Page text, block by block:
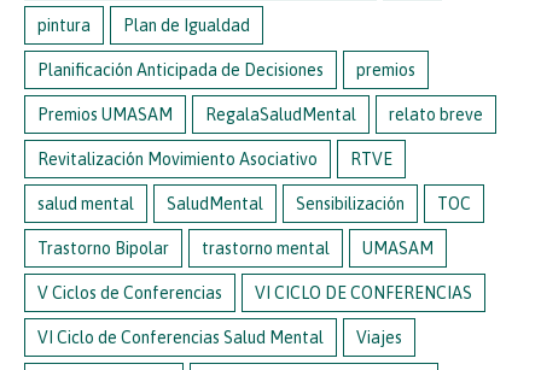
pintura Plan de Igualdad
Planificación Anticipada de Decisiones premios
Premios UMASAM RegalaSaludMental relato breve
Revitalización Movimiento Asociativo RTVE
salud mental SaludMental Sensibilización TOC
Trastorno Bipolar trastorno mental UMASAM
V Ciclos de Conferencias VI CICLO DE CONFERENCIAS
VI Ciclo de Conferencias Salud Mental Viajes